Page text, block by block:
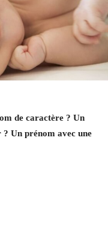
de caractère ? Un
Un prénom avec une